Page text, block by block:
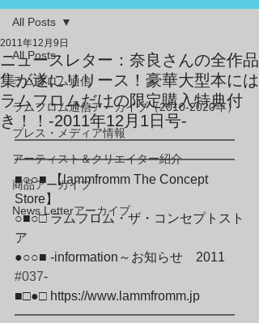
All Posts
ラムフロム通信
ラムフロム通信アーカイブ（2010-2020年）
プレス・メディア情報
アーティスト＆クリエイター紹介
商品アーカイブ
News Letterアーカイブ
All Posts
ニュースレター：奈良さんの全作品
集が遂にリリース！豪華大型本には
ラムフロムだけの限定購入特典付
き！！-2011年12月1日号-
2011年12月9日
━━━━━━━━━━━━━━━━━
━━━━━━━━━━━━━━━━━
■○○■ 【lammfromm The Concept
Store】
○■○□ ラムフロム・ザ・コンセプトスト
ア
●○○■ -information～お知らせ　2011
#037-
■□●□ https://www.lammfromm.jp
━━━━━━━━━━━━━━━━━